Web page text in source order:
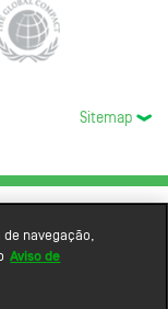
Sitemap
navegação,
Aviso de